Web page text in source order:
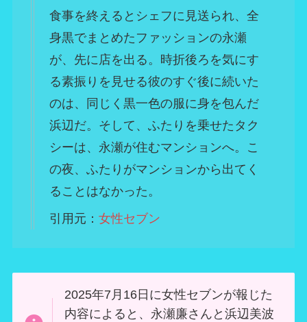
食事を終えるとシェフに見送られ、全
身黒でまとめたファッションの永瀬
が、先に店を出る。時折後ろを気にす
る素振りを見せる彼のすぐ後に続いた
のは、同じく黒一色の服に身を包んだ
浜辺だ。そして、ふたりを乗せたタク
シーは、永瀬が住むマンションへ。こ
の夜、ふたりがマンションから出てく
ることはなかった。
引用元： 女性セブン
2025年7月16日に女性セブンが報じた
内容によると、永瀬廉さんと浜辺美波